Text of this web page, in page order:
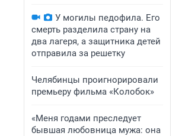
У могилы педофила. Его
смерть разделила страну на
два лагеря, а защитника детей
отправила за решетку
Челябинцы проигнорировали
премьеру фильма «Колобок»
«Меня годами преследует
бывшая любовница мужа: она